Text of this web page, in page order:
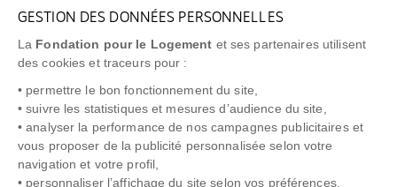
GESTION DES DONNÉES PERSONNELLES
La Fondation pour le Logement et ses partenaires utilisent
des cookies et traceurs pour :
• permettre le bon fonctionnement du site,
• suivre les statistiques et mesures d’audience du site,
• analyser la performance de nos campagnes publicitaires et
vous proposer de la publicité personnalisée selon votre
navigation et votre profil,
• personnaliser l’affichage du site selon vos préférences,
FAQ
NEWSLETTER
"Allô Prévention Expulsion" 0805 299 049